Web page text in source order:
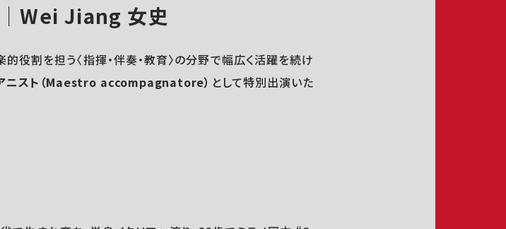
｜Wei Jiang 女史
役割を担う〈指揮・伴奏・教育〉の分野で幅広く活躍を続け
ニスト（Maestro accompagnatore） として特別出演いた